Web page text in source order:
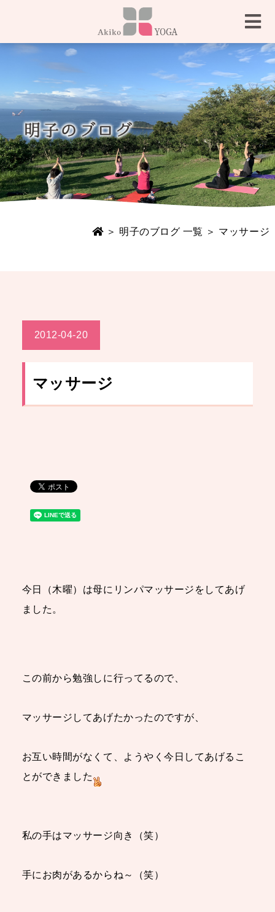
＞ 明子のブログ 一覧 ＞ マッサージ
2012-04-20
マッサージ
今日（木曜）は母にリンパマッサージをしてあげ
ました。
この前から勉強しに行ってるので、
マッサージしてあげたかったのですが、
お互い時間がなくて、ようやく今日してあげるこ
とができました
私の手はマッサージ向き（笑）
手にお肉があるからね～（笑）